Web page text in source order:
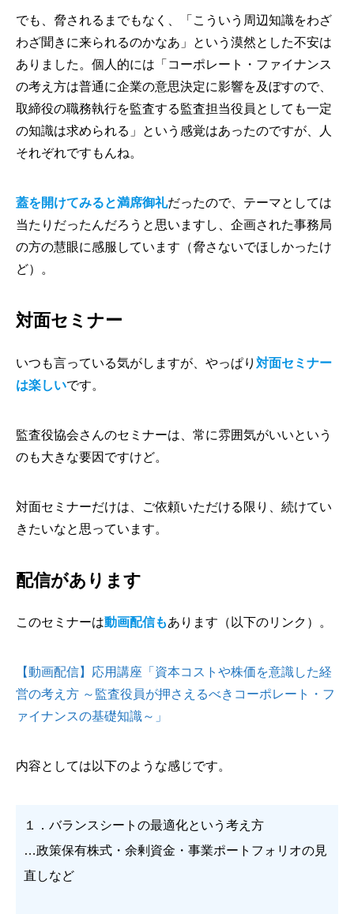
でも、脅されるまでもなく、「こういう周辺知識をわざ
わざ聞きに来られるのかなあ」という漠然とした不安は
ありました。個人的には「コーポレート・ファイナンス
の考え方は普通に企業の意思決定に影響を及ぼすので、
取締役の職務執行を監査する監査担当役員としても一定
の知識は求められる」という感覚はあったのですが、人
それぞれですもんね。
蓋を開けてみると満席御礼だったので、テーマとしては
当たりだったんだろうと思いますし、企画された事務局
の方の慧眼に感服しています（脅さないでほしかったけ
ど）。
対面セミナー
いつも言っている気がしますが、やっぱり 対面セミナー
は楽しいです。
監査役協会さんのセミナーは、常に雰囲気がいいという
のも大きな要因ですけど。
対面セミナーだけは、ご依頼いただける限り、続けてい
きたいなと思っています。
配信があります
このセミナーは動画配信もあります（以下のリンク）。
【動画配信】応用講座「資本コストや株価を意識した経
営の考え方 ～監査役員が押さえるべきコーポレート・フ
ァイナンスの基礎知識～」
内容としては以下のような感じです。
１．バランスシートの最適化という考え方
…政策保有株式・余剰資金・事業ポートフォリオの見
直しなど